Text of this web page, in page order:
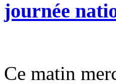
journée
Ce matin